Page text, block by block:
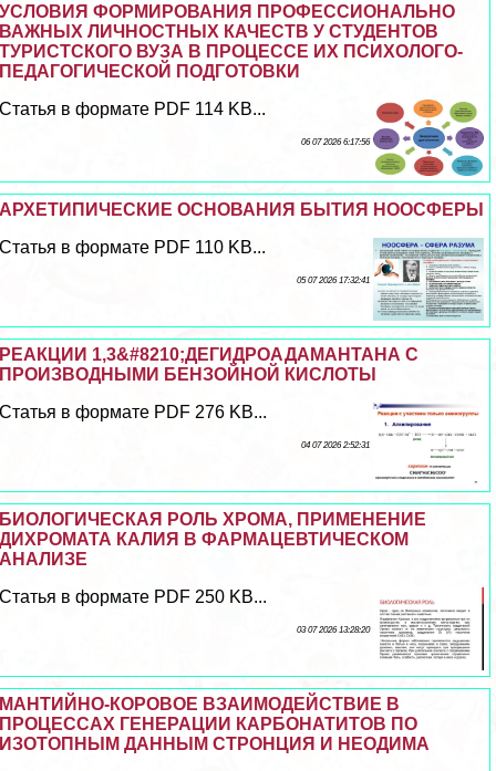
УСЛОВИЯ ФОРМИРОВАНИЯ ПРОФЕССИОНАЛЬНО
ВАЖНЫХ ЛИЧНОСТНЫХ КАЧЕСТВ У СТУДЕНТОВ
ТУРИСТСКОГО ВУЗА В ПРОЦЕССЕ ИХ ПСИХОЛОГО-
ПЕДАГОГИЧЕСКОЙ ПОДГОТОВКИ
Статья в формате PDF 114 KB...
06 07 2026 6:17:56
АРХЕТИПИЧЕСКИЕ ОСНОВАНИЯ БЫТИЯ НООСФЕРЫ
Статья в формате PDF 110 KB...
05 07 2026 17:32:41
РЕАКЦИИ 1,3&#8210;ДЕГИДРОАДАМАНТАНА С
ПРОИЗВОДНЫМИ БЕНЗОЙНОЙ КИСЛОТЫ
Статья в формате PDF 276 KB...
04 07 2026 2:52:31
БИОЛОГИЧЕСКАЯ РОЛЬ ХРОМА, ПРИМЕНЕНИЕ
ДИХРОМАТА КАЛИЯ В ФАРМАЦЕВТИЧЕСКОМ
АНАЛИЗЕ
Статья в формате PDF 250 KB...
03 07 2026 13:28:20
МАНТИЙНО-КОРОВОЕ ВЗАИМОДЕЙСТВИЕ В
ПРОЦЕССАХ ГЕНЕРАЦИИ КАРБОНАТИТОВ ПО
ИЗОТОПНЫМ ДАННЫМ СТРОНЦИЯ И НЕОДИМА